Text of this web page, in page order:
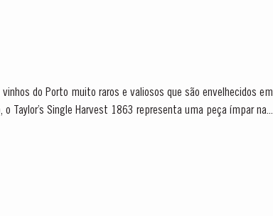
do Porto muito raros e valiosos que são envelhecidos em
Taylor’s Single Harvest 1863 representa uma peça ímpar na...